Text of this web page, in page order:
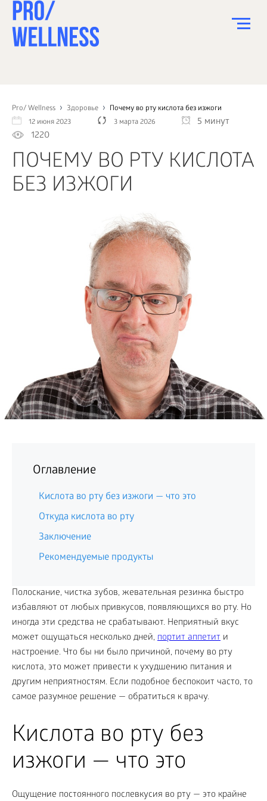
Pro/ Wellness Здоровье
Почему во рту кислота без изжоги
12 июня 2023
3 марта 2026
5 минут
1220
ПОЧЕМУ ВО РТУ КИСЛОТА
БЕЗ ИЗЖОГИ
Оглавление
Кислота во рту без изжоги — что это
Откуда кислота во рту
Заключение
Рекомендуемые продукты
Полоскание, чистка зубов, жевательная резинка быстро
избавляют от любых привкусов, появляющихся во рту. Но
иногда эти средства не срабатывают. Неприятный вкус
может ощущаться несколько дней, портит аппетит и
настроение. Что бы ни было причиной, почему во рту
кислота, это может привести к ухудшению питания и
другим неприятностям. Если подобное беспокоит часто, то
самое разумное решение — обратиться к врачу.
Кислота во рту без
изжоги — что это
Ощущение постоянного послевкусия во рту — это крайне
СПОРТ
ЗДОРОВЬЕ
КРАСОТА
ПСИХОЛОГИЯ